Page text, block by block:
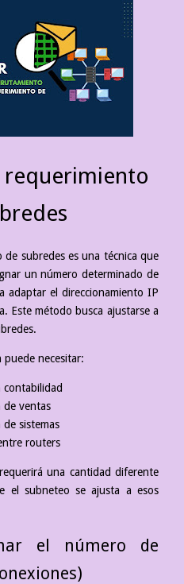
subredes es una técnica que
un número determinado de
adaptar el direccionamiento IP
Este método busca ajustarse a
necesitar:
contabilidad
de ventas
sistemas
routers
una cantidad diferente
el subneteo se ajusta a esos
el número de